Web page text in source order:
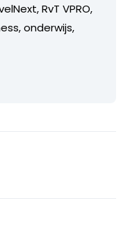
RvT VPRO,
onderwijs,